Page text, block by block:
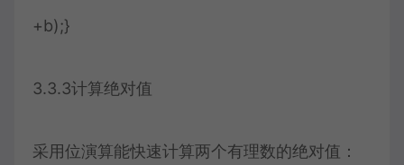
+b);}
3.3.3计算绝对值
采用位演算能快速计算两个有理数的绝对值：